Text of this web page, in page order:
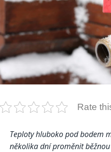
Rate
Teploty hluboko pod bodem
několika dní proměnit